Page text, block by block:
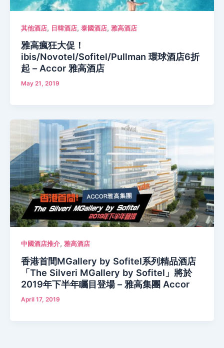
其他酒店, 日韓酒店, 泰國酒店, 雅高酒店
雅高瘋狂大促！
ibis/Novotel/Sofitel/Pullman 環球酒店6折
起 – Accor 雅高酒店
May 21, 2019
中國酒店推介, 雅高酒店
香港首間MGallery by Sofitel系列精品酒店
「The Silveri MGallery by Sofitel」將於
2019年下半年矚目登場 – 雅高集團 Accor
April 17, 2019